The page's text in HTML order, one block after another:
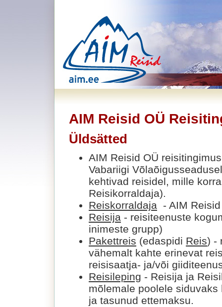
AIM Reisid OÜ
Üldsätted
AIM Reisid OÜ
Vabariigi
kehtivad reisidel, mille
Reisikorraldaja).
Reiskorraldaja - AIM
Reisija - reisiteenuste
inimeste grupp)
Pakettreis (edaspidi Reis) -
vähemalt kahte erinevat
reisisaatja- ja/või
Reisileping - Reisija ja
mõlemale poolele
ja tasunud ettemaksu.